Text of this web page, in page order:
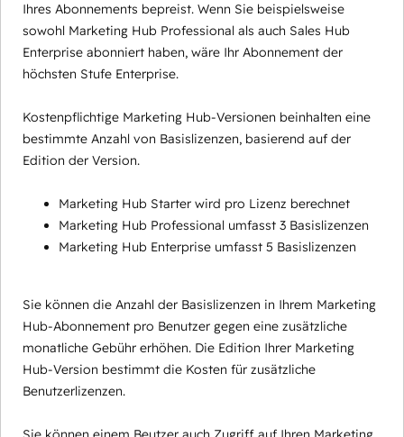
Ihres Abonnements bepreist. Wenn Sie beispielsweise
sowohl Marketing Hub Professional als auch Sales Hub
Enterprise abonniert haben, wäre Ihr Abonnement der
höchsten Stufe Enterprise.
Kostenpflichtige Marketing Hub-Versionen beinhalten eine
bestimmte Anzahl von Basislizenzen, basierend auf der
Edition der Version.
Marketing Hub Starter wird pro Lizenz berechnet
Marketing Hub Professional umfasst 3 Basislizenzen
Marketing Hub Enterprise umfasst 5 Basislizenzen
Sie können die Anzahl der Basislizenzen in Ihrem Marketing
Hub-Abonnement pro Benutzer gegen eine zusätzliche
monatliche Gebühr erhöhen. Die Edition Ihrer Marketing
Hub-Version bestimmt die Kosten für zusätzliche
Benutzerlizenzen.